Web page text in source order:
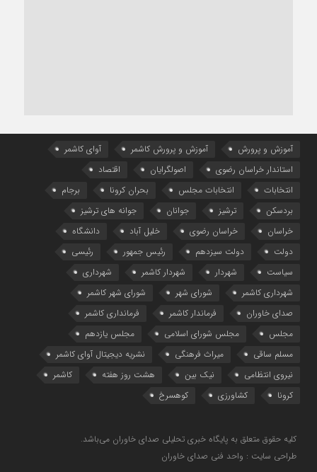
آموزش و پرورش آموزش و پرورش کاشمر
آوای کاشمر
استاندار خراسان رضوی
اصولگرایان
اقتصاد
انتخابات
انتخابات مجلس بحران کرونا
برجام
بردسکن
ترشیز جوانان
جوانه های ترشیز
خراسان
خراسان رضوی خلیل آباد
دانشگاه
دولت
دولت سیزدهم رئیس جمهور
رئیسی
سیاست
شهردار شهردار کاشمر
شهرداری
شهرداری کاشمر
شورای شهر
شورای شهر کاشمر
صدای خاوران
فرماندار کاشمر
فرمانداری کاشمر
مجلس
مجلس شورای اسلامی
مجلس یازدهم
مسلم ساقی
میراث فرهنگی
نشریه دیجیتال آوای کاشمر
نیروی انتظامی
نیک بین هشت روز هفته
کاشمر
کرونا
کشاورزی کوهسرخ
کلیه حقوق متعلق به پایگاه خبری تحلیلی صدای خاوران می‌باشد.
طراحی سایت : واحد فنی صدای خاوران